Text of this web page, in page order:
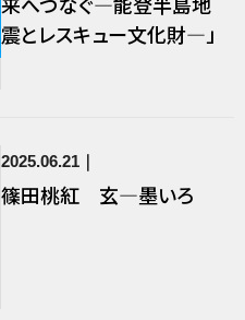
震とレスキュー文化財―」
2025.06.21
篠田桃紅 玄―墨いろ